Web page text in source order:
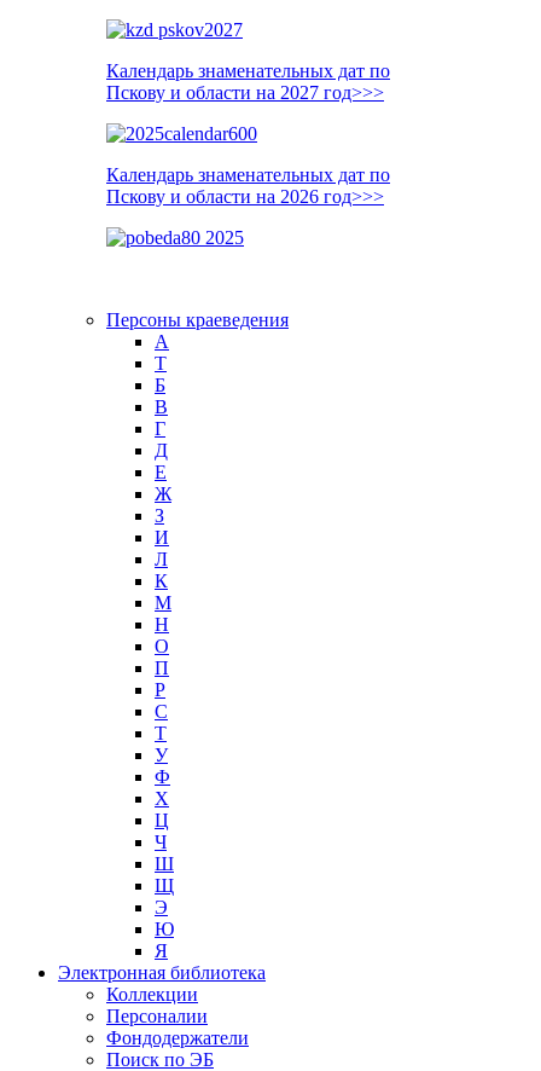
Календарь знаменательных дат по
Пскову и области на 2027 год>>>
Календарь знаменательных дат по
Пскову и области на 2026 год>>>
Персоны краеведения
А
T
Б
В
Г
Д
Е
Ж
З
И
Л
К
М
Н
О
П
Р
С
Т
У
Ф
Х
Ц
Ч
Ш
Щ
Э
Ю
Я
Электронная библиотека
Коллекции
Персоналии
Фондодержатели
Поиск по ЭБ